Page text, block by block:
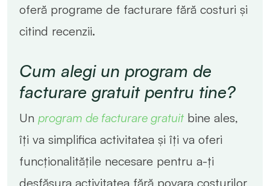
oferă programe de facturare fără costuri și
citind recenzii.
Cum alegi un program de
facturare gratuit pentru tine?
Un program de facturare gratuit bine ales,
îți va simplifica activitatea și îți va oferi
funcționalitățile necesare pentru a-ți
desfășura activitatea fără povara costurilor